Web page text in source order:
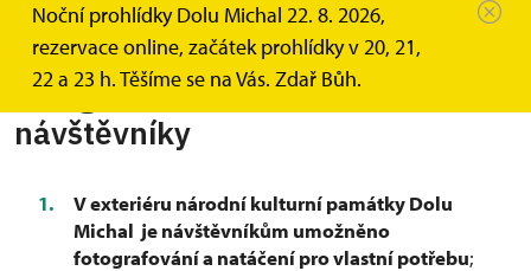
Noční prohlídky Dolu Michal 22. 8. 2026,
rezervace online, začátek prohlídky v 20, 21,
22 a 23 h. Těšíme se na Vás. Zdař Bůh.
Důl Michal
Informace pro návštěvníky
Fotografování a natáčení
Fotografování a natáčení
návštěvníky
V exteriéru národní kulturní památky Dolu
Michal je návštěvníkům umožněno
fotografování a natáčení pro vlastní potřebu;